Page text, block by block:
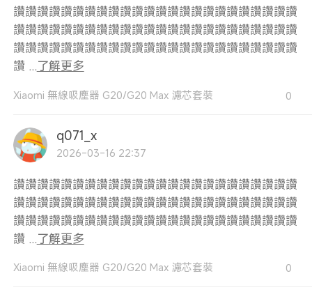
讚讚讚讚讚讚讚讚讚讚讚讚讚讚讚讚讚讚讚讚讚讚讚讚
讚讚讚讚讚讚讚讚讚讚讚讚讚讚讚讚讚讚讚讚讚讚讚讚
讚讚讚讚讚讚讚讚讚讚讚讚讚讚讚讚讚讚讚讚讚讚讚讚
讚 ...了解更多
Xiaomi 無線吸塵器 G20/G20 Max 濾芯套裝 0
q071_x
2026-03-16 22:37
讚讚讚讚讚讚讚讚讚讚讚讚讚讚讚讚讚讚讚讚讚讚讚讚
讚讚讚讚讚讚讚讚讚讚讚讚讚讚讚讚讚讚讚讚讚讚讚讚
讚讚讚讚讚讚讚讚讚讚讚讚讚讚讚讚讚讚讚讚讚讚讚讚
讚 ...了解更多
Xiaomi 無線吸塵器 G20/G20 Max 濾芯套裝 0